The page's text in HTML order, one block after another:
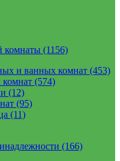
комнаты (1156)
и ванных комнат (453)
(574)
(12)
(95)
(11)
(166)